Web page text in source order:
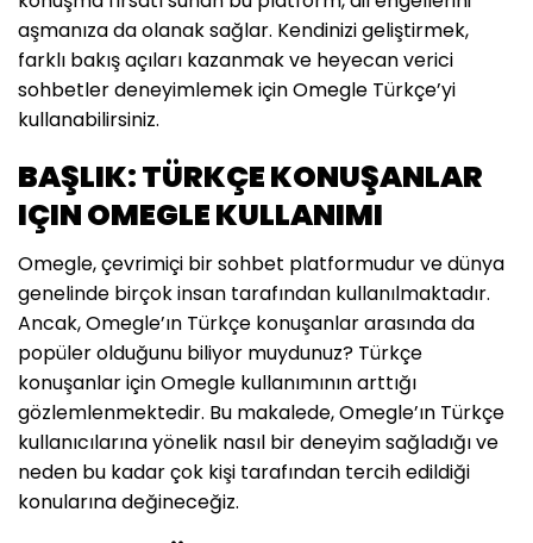
aşmanıza da olanak sağlar. Kendinizi geliştirmek,
farklı bakış açıları kazanmak ve heyecan verici
sohbetler deneyimlemek için Omegle Türkçe’yi
kullanabilirsiniz.
BAŞLIK: TÜRKÇE KONUŞANLAR
IÇIN OMEGLE KULLANIMI
Omegle, çevrimiçi bir sohbet platformudur ve dünya
genelinde birçok insan tarafından kullanılmaktadır.
Ancak, Omegle’ın Türkçe konuşanlar arasında da
popüler olduğunu biliyor muydunuz? Türkçe
konuşanlar için Omegle kullanımının arttığı
gözlemlenmektedir. Bu makalede, Omegle’ın Türkçe
kullanıcılarına yönelik nasıl bir deneyim sağladığı ve
neden bu kadar çok kişi tarafından tercih edildiği
konularına değineceğiz.